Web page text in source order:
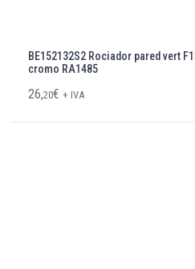
BE152132S2 Rociador pared vert
cromo RA1485
26,20€ + IVA